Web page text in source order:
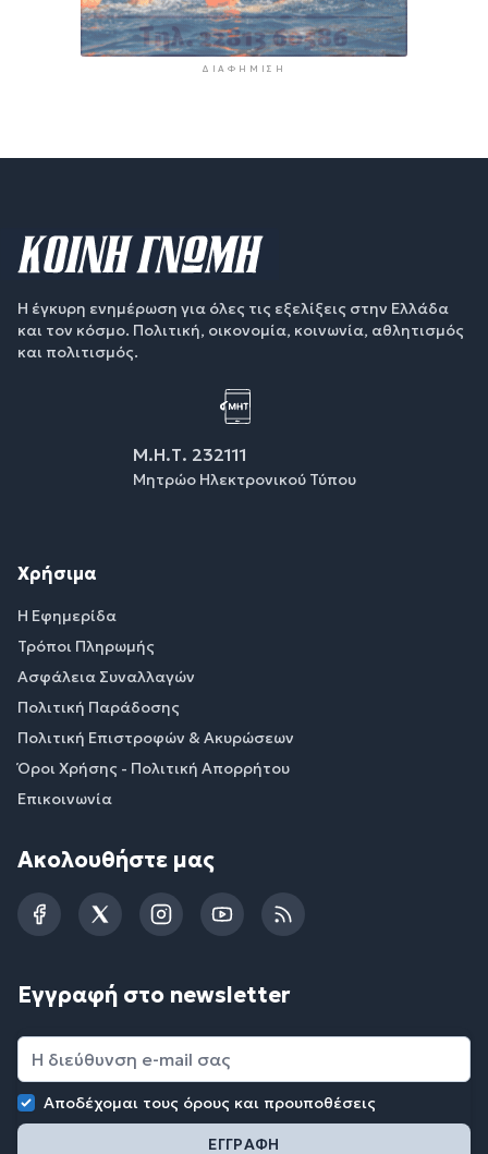
ΔΙΑΦΉΜΙΣΗ
Η έγκυρη ενημέρωση για όλες τις εξελίξεις στην Ελλάδα
και τον κόσμο. Πολιτική, οικονομία, κοινωνία, αθλητισμός
και πολιτισμός.
Μ.Η.Τ. 232111
Μητρώο Ηλεκτρονικού Τύπου
Χρήσιμα
Η Εφημερίδα
Τρόποι Πληρωμής
Ασφάλεια Συναλλαγών
Πολιτική Παράδοσης
Πολιτική Επιστροφών & Ακυρώσεων
Όροι Χρήσης - Πολιτική Απορρήτου
Επικοινωνία
Ακολουθήστε μας
FacebookTwitterInstagramYouTubeRSS
Εγγραφή στο newsletter
Αποδέχομαι τους όρους και προυποθέσεις